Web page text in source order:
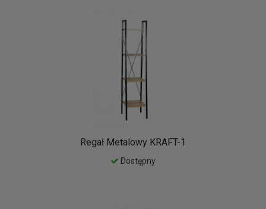
Regał Metalowy KRAFT-1
Dostępny